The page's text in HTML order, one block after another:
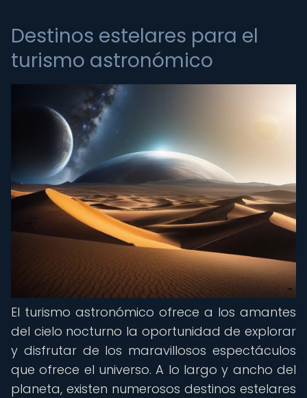
Destinos estelares para el
turismo astronómico
El turismo astronómico ofrece a los amantes
del cielo nocturno la oportunidad de explorar
y disfrutar de los maravillosos espectáculos
que ofrece el universo. A lo largo y ancho del
planeta, existen numerosos destinos estelares